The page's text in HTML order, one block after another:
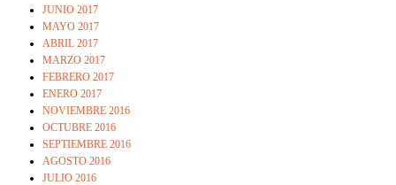
JUNIO 2017
MAYO 2017
ABRIL 2017
MARZO 2017
FEBRERO 2017
ENERO 2017
NOVIEMBRE 2016
OCTUBRE 2016
SEPTIEMBRE 2016
AGOSTO 2016
JULIO 2016